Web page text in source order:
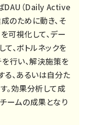
DAU（Daily Active
のために動き、そ
可視化して、デー
、ボトルネックを
行い、解決施策を
る、あるいは自分た
。効果分析して成
ームの成果となり